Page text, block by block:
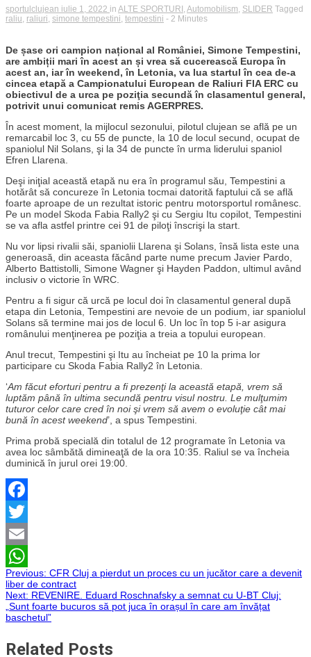
sportulclujean iulie 1, 2022 in ALTE SPORTURI Automobilism SLIDER Tagged
raliu raliuri simone tempestini tempestini - 2 Minutes
De șase ori campion național al României, Simone Tempestini,
are ambiții mari în acest an și vrea să cucerească Europa în
acest an, iar în weekend, în Letonia, va lua startul în cea de-a
cincea etapă a Campionatului European de Raliuri FIA ERC cu
obiectivul de a urca pe poziţia secundă în clasamentul general,
potrivit unui comunicat remis AGERPRES.
În acest moment, la mijlocul sezonului, pilotul clujean se află pe un
remarcabil loc 3, cu 55 de puncte, la 10 de locul secund, ocupat de
spaniolul Nil Solans, şi la 34 de puncte în urma liderului spaniol
Efren Llarena.
Deşi iniţial această etapă nu era în programul său, Tempestini a
hotărât să concureze în Letonia tocmai datorită faptului că se află
foarte aproape de un rezultat istoric pentru motorsportul românesc.
Pe un model Skoda Fabia Rally2 şi cu Sergiu Itu copilot, Tempestini
se va afla astfel printre cei 91 de piloţi înscrişi la start.
Nu vor lipsi rivalii săi, spaniolii Llarena şi Solans, însă lista este una
generoasă, din aceasta făcând parte nume precum Javier Pardo,
Alberto Battistolli, Simone Wagner şi Hayden Paddon, ultimul având
inclusiv o victorie în WRC.
Pentru a fi sigur că urcă pe locul doi în clasamentul general după
etapa din Letonia, Tempestini are nevoie de un podium, iar spaniolul
Solans să termine mai jos de locul 6. Un loc în top 5 i-ar asigura
românului menţinerea pe poziţia a treia a topului european.
Anul trecut, Tempestini şi Itu au încheiat pe 10 la prima lor
participare cu Skoda Fabia Rally2 în Letonia.
‘Am făcut eforturi pentru a fi prezenţi la această etapă, vrem să
luptăm până în ultima secundă pentru visul nostru. Le mulţumim
tuturor celor care cred în noi şi vrem să avem o evoluţie cât mai
bună în acest weekend’, a spus Tempestini.
Prima probă specială din totalul de 12 programate în Letonia va
avea loc sâmbătă dimineaţă de la ora 10:35. Raliul se va încheia
duminică în jurul orei 19:00.
Facebook
Twitter
Email
WhatsApp
Navigare
în
Previous: CFR Cluj a pierdut un proces cu un jucător care a devenit
liber de contract
Next: REVENIRE. Eduard Roschnafsky a semnat cu U-BT Cluj:
„Sunt foarte bucuros să pot juca în orașul în care am învățat
baschetul”
Related Posts